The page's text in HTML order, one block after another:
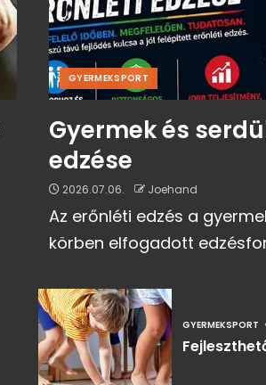
GYERMEKSPORT
Gyermek és
edzése
2026.07.06. Joehand
Az erőnléti edzés a
körben elfogadott
GYERMEKSPORT